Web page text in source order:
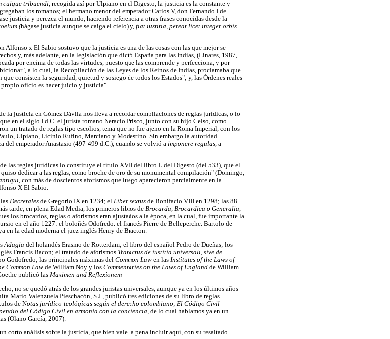
cuique tribuendi, recogida así por Ulpiano en el Digesto, la justicia es la constante y
los romanos; el hermano menor del emperador Carlos V, don Fernando I de
justicia y perezca el mundo, haciendo referencia a otras frases conocidas desde la
(hágase justicia aunque se caiga el cielo) y, fiat iustitia, pereat licet integer orbis
Alfonso x El Sabio sostuvo que la justicia es una de las cosas con las que mejor se
y, más adelante, en la legislación que dictó España para las Indias, (Linares, 1987,
por encima de todas las virtudes, puesto que las comprende y perfecciona, y por
a lo cual, la Recopilación de las Leyes de los Reinos de Indias, proclamaba que
consisten la seguridad, quietud y sosiego de todos los Estados"; y, las Órdenes reales
propio oficio es hacer juicio y justicia".
la justicia en Gómez Dávila nos lleva a recordar compilaciones de reglas jurídicas, o lo
que en el siglo I d.C. el jurista romano Neracio Prisco, junto con su hijo Celso, como
un tratado de reglas tipo escolios, tema que no fue ajeno en la Roma Imperial, con los
Ulpiano, Licinio Rufino, Marciano y Modestino. Sin embargo la autoridad
del emperador Anastasio (497-499 d.C.), cuando se volvió a imponere regulas, a
las reglas jurídicas lo constituye el título XVII del libro L del Digesto (del 533), que el
dedicar a las reglas, como broche de oro de su monumental compilación" (Domingo,
, con más de doscientos aforismos que luego aparecieron parcialmente en la
X El Sabio.
Decretales de Gregorio IX en 1234; el Liber sextus de Bonifacio VIII en 1298; las 88
tarde, en plena Edad Media, los primeros libros de Brocarda, Brocardica o Generalia,
los brocardos, reglas o aforismos eran ajustados a la época, en la cual, fue importante la
en el año 1227; el boloñés Odofredo, el francés Pierre de Belleperche, Bartolo de
en la edad moderna el juez inglés Henry de Bracton.
Adagia del holandés Erasmo de Rotterdam; el libro del español Pedro de Dueñas; los
Francis Bacon; el tratado de aforismos Tratactus de iustitia universali, sive de
Godofredo; las principales máximas del Common Law en las Institutes of the Laws of
Common Law de William Noy y los Commentaries on the Laws of England de William
publicó las Maximen und Reflexionem
no se quedó atrás de los grandes juristas universales, aunque ya en los últimos años
Mario Valenzuela Pieschacón, S.J., publicó tres ediciones de su libro de reglas
de Notas jurídico-teológicas según el derecho colombiano; El Código Civil
del Código Civil en armonía con la conciencia , de lo cual hablamos ya en un
(Olano García, 2007).
corto análisis sobre la justicia, que bien vale la pena incluir aquí, con su resaltado